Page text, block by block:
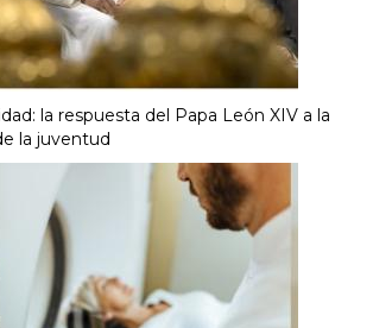
la respuesta del Papa León XIV a la
la juventud